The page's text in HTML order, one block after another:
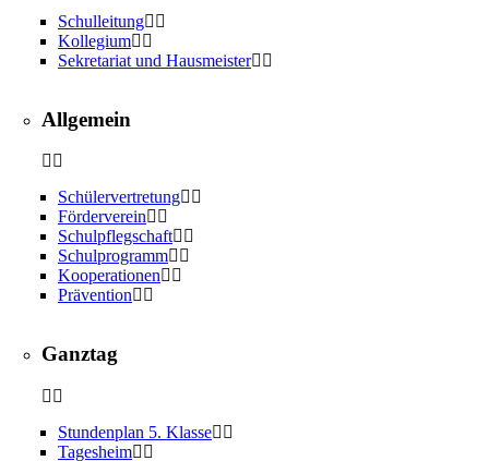
Schulleitung
Kollegium
Sekretariat und Hausmeister
Allgemein
Schülervertretung
Förderverein
Schulpflegschaft
Schulprogramm
Kooperationen
Prävention
Ganztag
Stundenplan 5. Klasse
Tagesheim